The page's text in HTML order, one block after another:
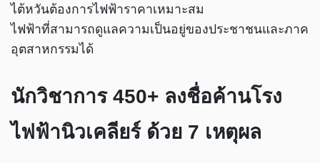
ไต้หวันต้องการไฟฟ้าราคาเหมาะสม
ไฟฟ้าที่สามารถดูแลความเป็นอยู่ของประชาชนและภาค
อุตสาหกรรมได้
นักวิชาการ 450+ ลงชื่อค้านโรง
ไฟฟ้านิวเคลียร์ ด้วย 7 เหตุผล